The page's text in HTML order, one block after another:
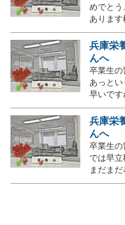
めでとう
あります
兵庫
んへ
卒業生
あっとい
早いです
兵庫
んへ
卒業生
では早立
まだま